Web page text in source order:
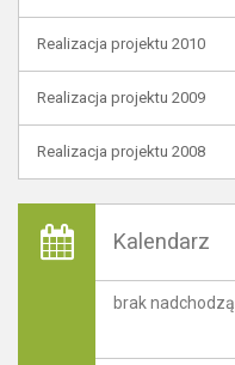
Realizacja projektu 2010
Realizacja projektu 2009
Realizacja projektu 2008
Kalendarz
brak